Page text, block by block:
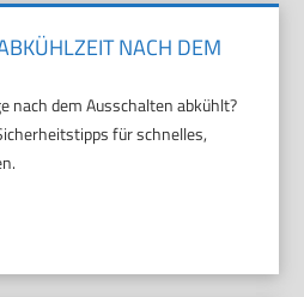
NACH DEM
nach dem Ausschalten abkühlt?
für schnelles,